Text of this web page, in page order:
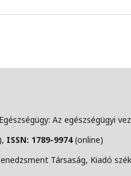
Az egészségügyi
ISSN: 1789-9974(online)
Társaság, Kiadó